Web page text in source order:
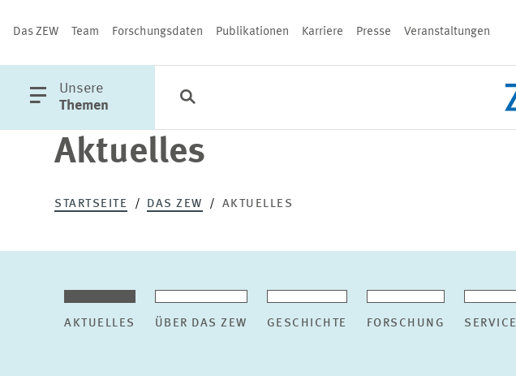
Das ZEW Team Forschungsdaten Publikationen Karriere Presse Veranstaltungen
öffne
Hauptmenü
Unsere
Themen
Kategorien
Schließen
Aktuelles
STARTSEITE DAS ZEW AKTUELLES
AKTUELLES ÜBER DAS ZEW GESCHICHTE FORSCHUNG SERVICE